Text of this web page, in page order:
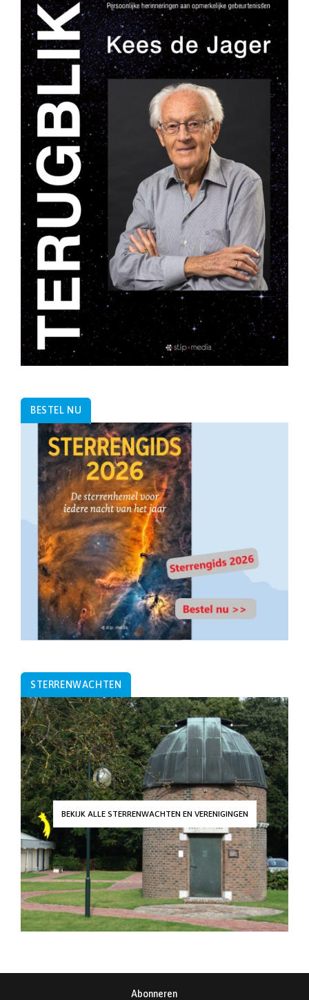
BESTEL NU
STERRENWACHTEN
BEKIJK ALLE STERRENWACHTEN EN VERENIGINGEN
Abonneren